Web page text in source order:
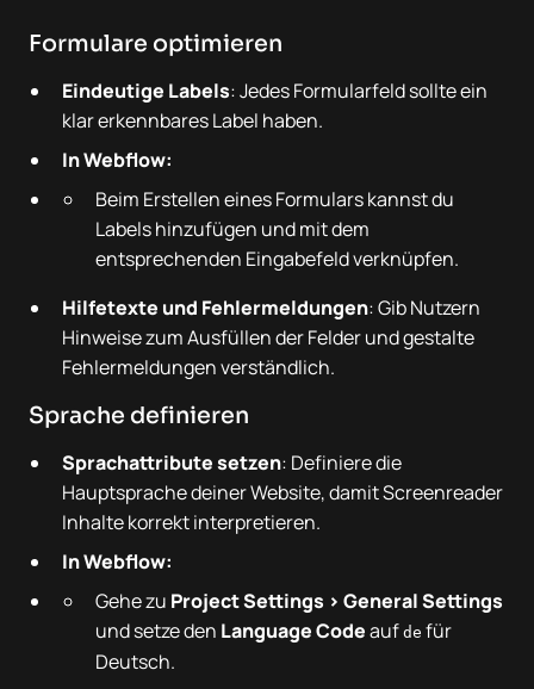
Formulare optimieren
Eindeutige Labels: Jedes Formularfeld sollte ein
klar erkennbares Label haben.
In Webflow:
Beim Erstellen eines Formulars kannst du
Labels hinzufügen und mit dem
entsprechenden Eingabefeld verknüpfen.
Hilfetexte und Fehlermeldungen: Gib Nutzern
Hinweise zum Ausfüllen der Felder und gestalte
Fehlermeldungen verständlich.
Sprache definieren
Sprachattribute setzen: Definiere die
Hauptsprache deiner Website, damit Screenreader
Inhalte korrekt interpretieren.
In Webflow:
Gehe zu Project Settings > General Settings
und setze den Language Codeauf de für
Deutsch.